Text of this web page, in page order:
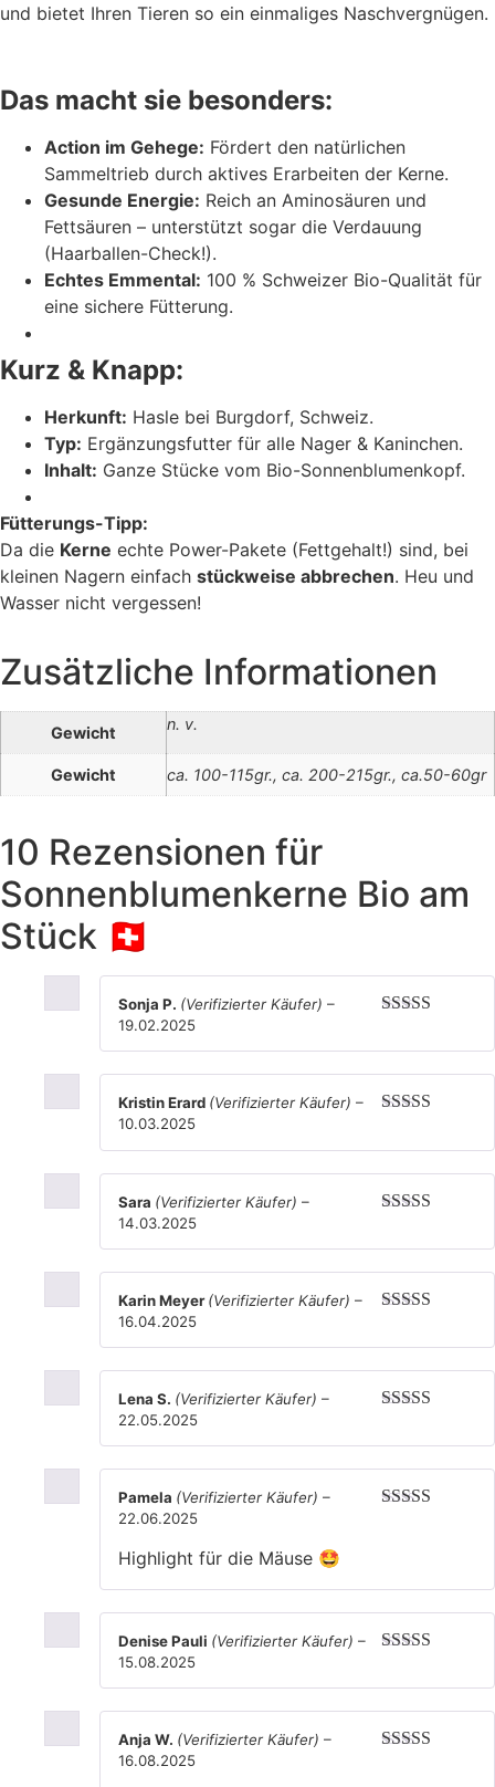
und bietet Ihren Tieren so ein einmaliges Naschvergnügen.
Das macht sie besonders:
Action im Gehege: Fördert den natürlichen
Sammeltrieb durch aktives Erarbeiten der Kerne.
Gesunde Energie: Reich an Aminosäuren und
Fettsäuren – unterstützt sogar die Verdauung
(Haarballen-Check!).
Echtes Emmental: 100 % Schweizer Bio-Qualität für
eine sichere Fütterung.
Kurz & Knapp:
Herkunft: Hasle bei Burgdorf, Schweiz.
Typ: Ergänzungsfutter für alle Nager & Kaninchen.
Inhalt: Ganze Stücke vom Bio-Sonnenblumenkopf.
Fütterungs-Tipp:
Da die Kerne echte Power-Pakete (Fettgehalt!) sind, bei
kleinen Nagern einfach stückweise abbrechen. Heu und
Wasser nicht vergessen!
Zusätzliche Informationen
Gewicht n. v.
Gewicht ca. 100-115gr., ca. 200-215gr., ca.50-60gr
10 Rezensionen für
Sonnenblumenkerne Bio am
Stück 🇨🇭
5von 5
Sonja P. (Verifizierter Käufer) –
19.02.2025
Kristin Erard (Verifizierter Käufer) –
10.03.2025
5von 5
Sara (Verifizierter Käufer) –
14.03.2025
5von 5
Karin Meyer(Verifizierter Käufer) –
16.04.2025
5von 5
Lena S. (Verifizierter Käufer) –
22.05.2025
Pamela (Verifizierter Käufer) –
22.06.2025
Highlight für die Mäuse 🤩
5von 5
Denise Pauli (Verifizierter Käufer) –
15.08.2025
Anja W. (Verifizierter Käufer) –
16.08.2025